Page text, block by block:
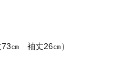
㎝ 袖丈26㎝）